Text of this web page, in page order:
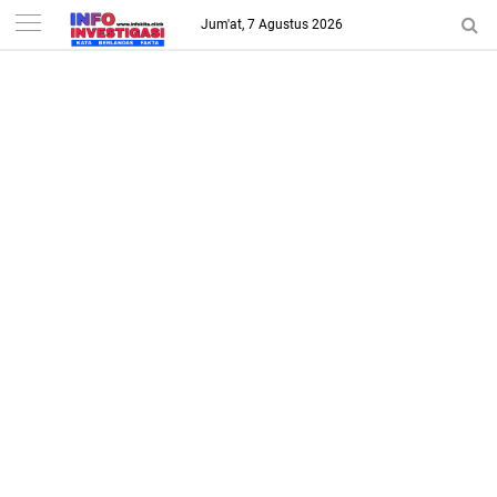
-->
Jum'at, 7 Agustus 2026